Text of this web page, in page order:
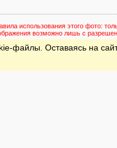
использования этого фото:
возможно лишь с
файлы. Оставаясь на